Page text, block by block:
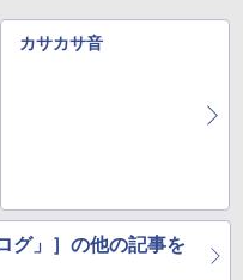
カサカサ音
グ」］の他の記事を